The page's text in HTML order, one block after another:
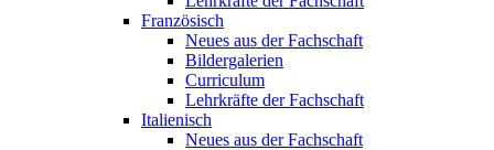
Französisch
Neues aus der Fachschaft
Bildergalerien
Curriculum
Lehrkräfte der Fachschaft
Italienisch
Neues aus der Fachschaft